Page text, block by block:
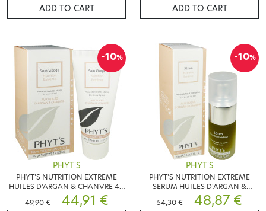
ADD TO CART ADD TO CART
-10%
PHYT'S
PHYT'S NUTRITION EXTREME
HUILES D'ARGAN & CHANVRE 40
G
49,90 € 44,91 €
-10%
PHYT'S
PHYT'S NUTRITION EXTREME
SERUM HUILES D'ARGAN &
CHANVRE 15 ML
54,30 € 48,87 €